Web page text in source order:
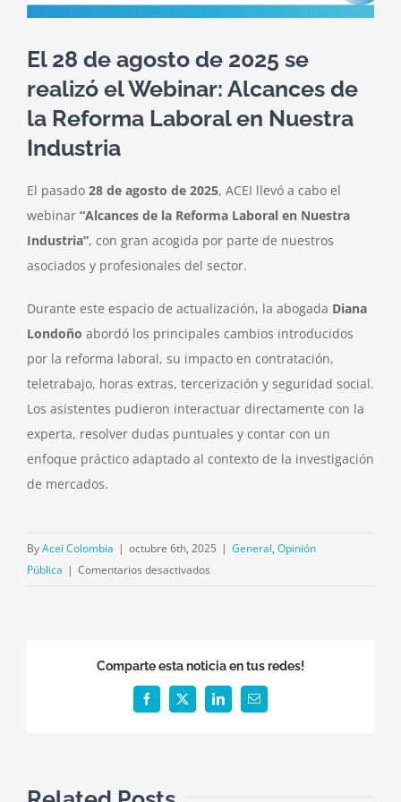
El 28 de agosto de 2025 se
realizó el Webinar: Alcances de
la Reforma Laboral en Nuestra
Industria
El pasado 28 de agosto de 2025, ACEI llevó a cabo el
webinar “Alcances de la Reforma Laboral en Nuestra
Industria”, con gran acogida por parte de nuestros
asociados y profesionales del sector.
Durante este espacio de actualización, la abogada Diana
Londoño abordó los principales cambios introducidos
por la reforma laboral, su impacto en contratación,
teletrabajo, horas extras, tercerización y seguridad social.
Los asistentes pudieron interactuar directamente con la
experta, resolver dudas puntuales y contar con un
enfoque práctico adaptado al contexto de la investigación
de mercados.
ByAcei Colombia | octubre 6th, 2025 | General, Opinión
Pública | Comentarios desactivados
2025
Comparte esta noticia en tus redes!
Facebook
X LinkedInEmail